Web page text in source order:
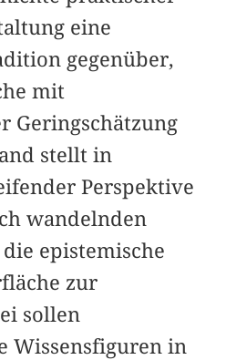
eine
gegenüber,
mit
Geringschätzung
stellt in
Perspektive
wandelnden
epistemische
zur
sollen
Wissensfiguren in